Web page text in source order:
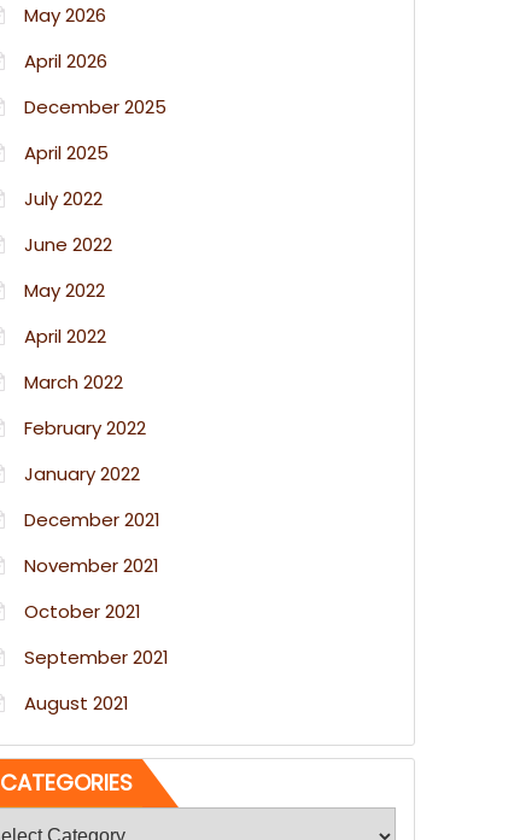
May 2026
April 2026
December 2025
April 2025
July 2022
June 2022
May 2022
April 2022
March 2022
February 2022
January 2022
December 2021
November 2021
October 2021
September 2021
August 2021
CATEGORIES